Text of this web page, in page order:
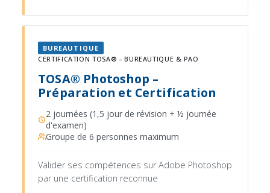
BUREAUTIQUE
CERTIFICATION TOSA® – BUREAUTIQUE & PAO
TOSA® Photoshop –
Préparation et Certification
2 journées (1,5 jour de révision + ½ journée
d'examen)
Groupe de 6 personnes maximum
Valider ses compétences sur Adobe Photoshop
par une certification reconnue